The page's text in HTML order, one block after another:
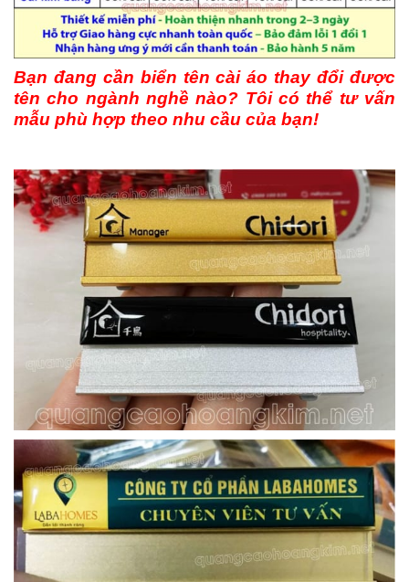
Bạn đang cần biển tên cài áo thay đổi được
tên cho ngành nghề nào? Tôi có thể tư vấn
mẫu phù hợp theo nhu cầu của bạn!